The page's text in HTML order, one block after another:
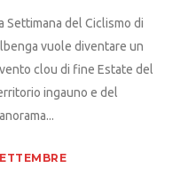
Settimana del Ciclismo di
vuole diventare un
clou di fine Estate del
ingauno e del